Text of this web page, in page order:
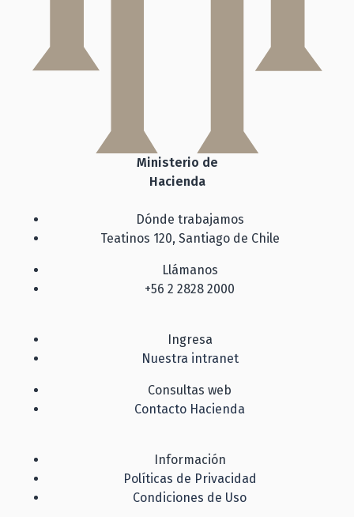
Ministerio de
Hacienda
Dónde trabajamos
Teatinos 120, Santiago de Chile
Llámanos
+56 2 2828 2000
Ingresa
Nuestra intranet
Consultas web
Contacto Hacienda
Información
Políticas de Privacidad
Condiciones de Uso